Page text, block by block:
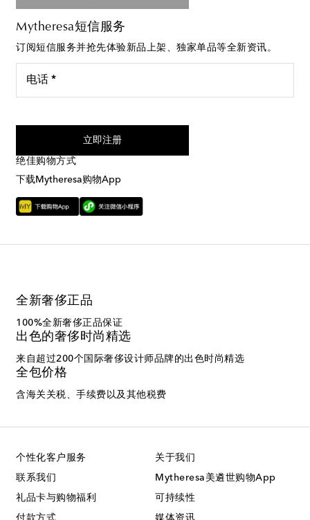
Mytheresa短信服务
订阅短信服务并抢先体验新品上架、独家单品等全新资讯。
电话 *
立即注册
绝佳购物方式
下载Mytheresa购物App
全新奢侈正品
100%全新奢侈正品保证
出色的奢侈时尚精选
来自超过200个国际奢侈设计师品牌的出色时尚精选
全包价格
含海关关税、手续费以及其他税费
个性化客户服务
联系我们
礼品卡与购物福利
关于我们
Mytheresa美遴世购物App
可持续性